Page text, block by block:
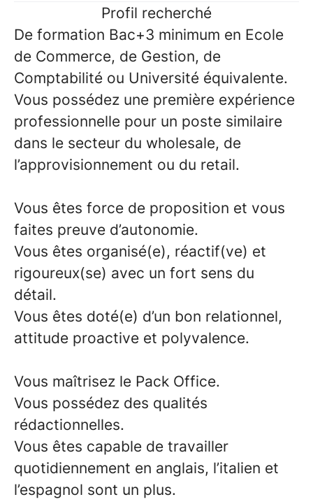
Profil recherché
De formation Bac+3 minimum en Ecole
de Commerce, de Gestion, de
Comptabilité ou Université équivalente.
Vous possédez une première expérience
professionnelle pour un poste similaire
dans le secteur du wholesale, de
l’approvisionnement ou du retail.
Vous êtes force de proposition et vous
faites preuve d’autonomie.
Vous êtes organisé(e), réactif(ve) et
rigoureux(se) avec un fort sens du
détail.
Vous êtes doté(e) d’un bon relationnel,
attitude proactive et polyvalence.
Vous maîtrisez le Pack Office.
Vous possédez des qualités
rédactionnelles.
Vous êtes capable de travailler
quotidiennement en anglais, l’italien et
l’espagnol sont un plus.